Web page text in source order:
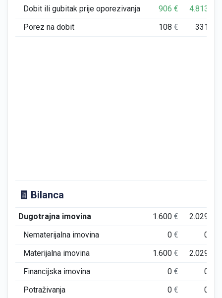
Dobit ili gubitak prije oporezivanja
906€ 4.813
Porez na dobit
108€ 331
🧾 Bilanca
Dugotrajna imovina 1.600€ 2.029
Nematerijalna imovina
0€ 0
Materijalna imovina
1.600€ 2.029
Financijska imovina
0€ 0
Potraživanja
0€ 0